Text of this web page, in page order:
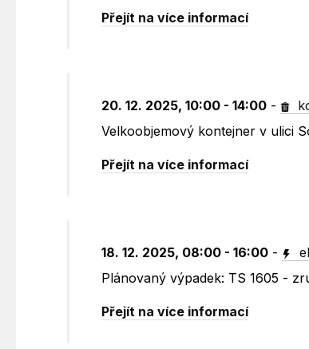
Přejít na více informací
20. 12. 2025, 10:00 - 14:00 -
Velkoobjemový kontejner v ulici
Přejít na více informací
18. 12. 2025, 08:00 - 16:00 -
Plánovaný výpadek: TS 1605 -
Přejít na více informací